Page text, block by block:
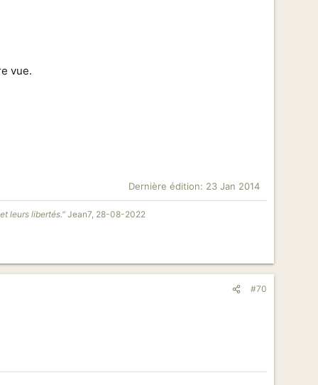
vue.
Dernière édition: 23 Jan 2014
leurs libertés." Jean7, 28-08-2022
#70